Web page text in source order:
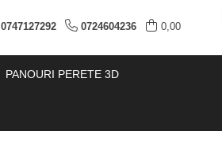
0747127292 0724604236 0,00
PANOURI PERETE 3D